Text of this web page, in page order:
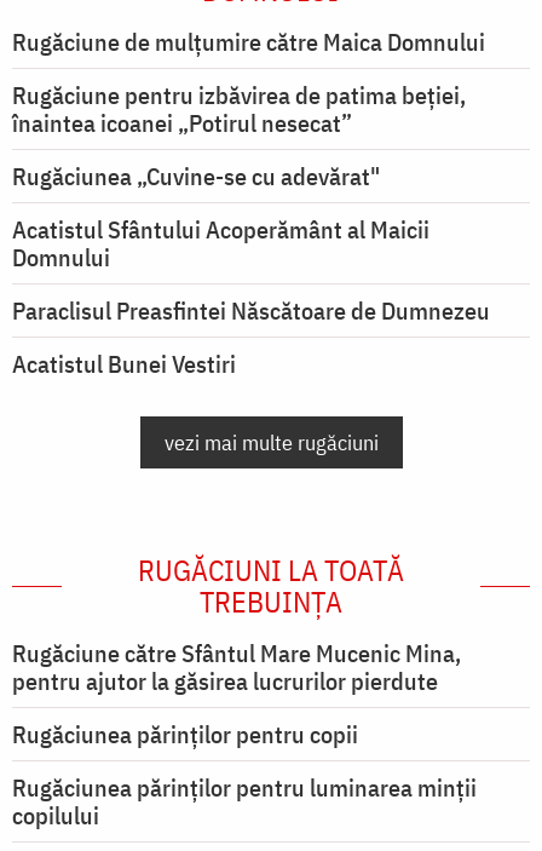
Rugăciune de mulţumire către Maica Domnului
Rugăciune pentru izbăvirea de patima beției,
înaintea icoanei „Potirul nesecat”
Rugăciunea „Cuvine-se cu adevărat"
Acatistul Sfântului Acoperământ al Maicii
Domnului
Paraclisul Preasfintei Născătoare de Dumnezeu
Acatistul Bunei Vestiri
vezi mai multe rugăciuni
RUGĂCIUNI LA TOATĂ
TREBUINȚA
Rugăciune către Sfântul Mare Mucenic Mina,
pentru ajutor la găsirea lucrurilor pierdute
Rugăciunea părinților pentru copii
Rugăciunea părinților pentru luminarea minţii
copilului